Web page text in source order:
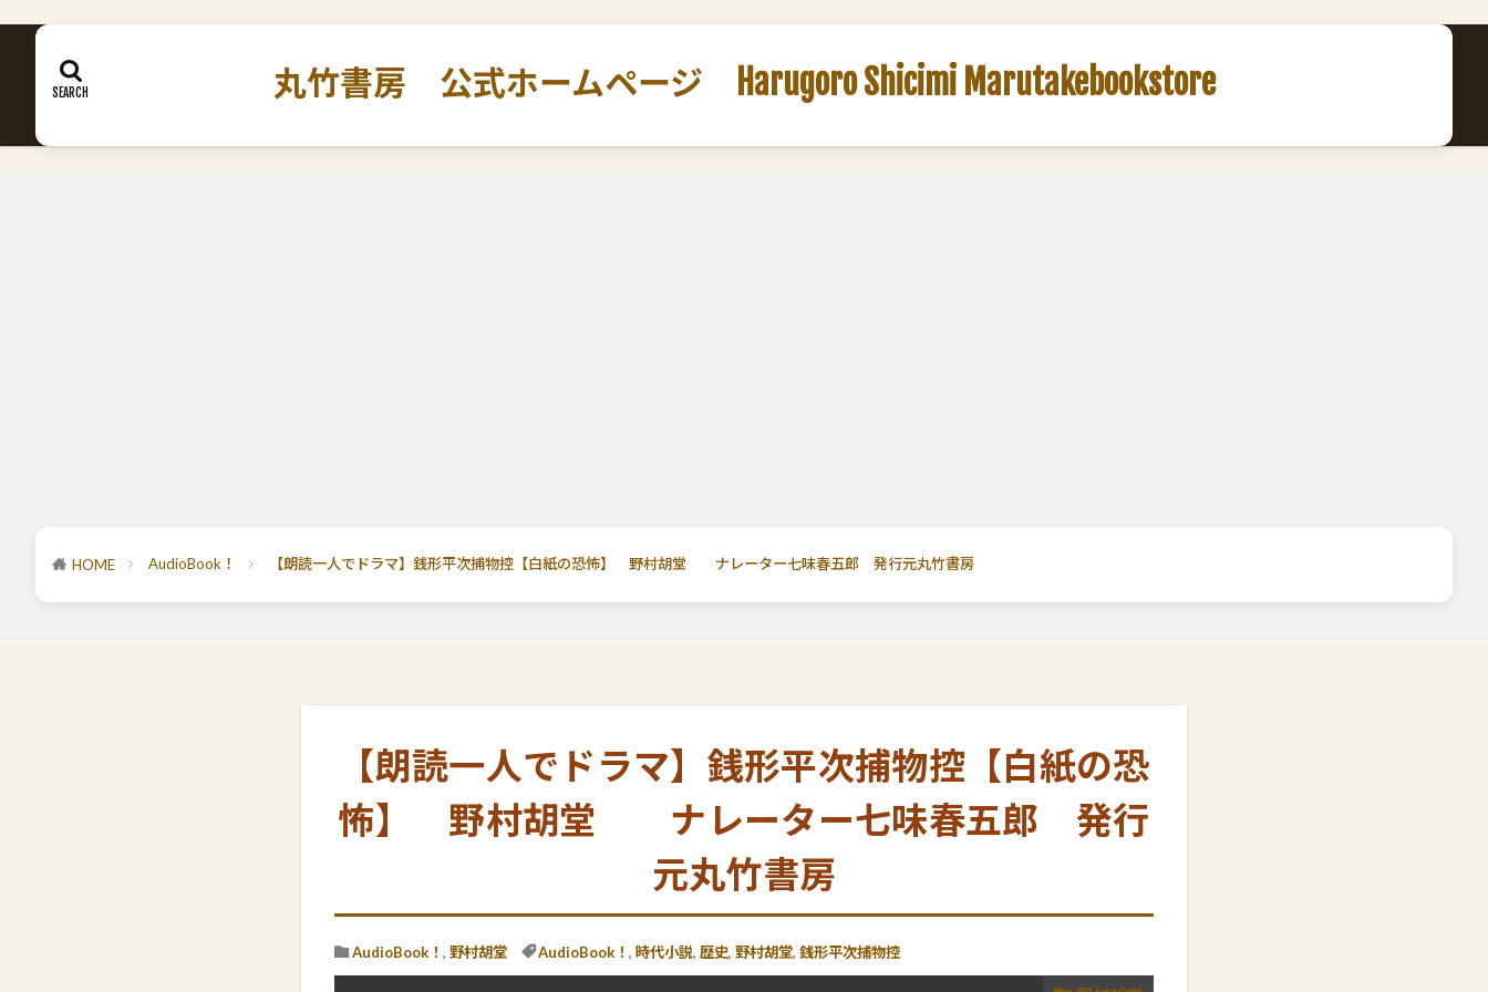
丸竹書房 公式ホームページ Harugoro Shicimi Marutakebookstore
HOME AudioBook！ 【朗読一人でドラマ】銭形平次捕物控【白紙の恐怖】 野村胡堂 ナレーター七味春五郎 発行元丸竹書房
【朗読一人でドラマ】銭形平次捕物控【白紙の恐
怖】 野村胡堂 ナレーター七味春五郎 発行
元丸竹書房
AudioBook！ , 野村胡堂 AudioBook！ , 時代小説, 歴史, 野村胡堂, 銭形平次捕物控